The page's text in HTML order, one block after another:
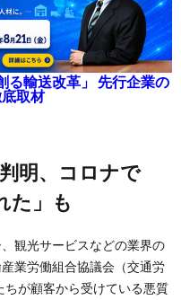
る輸送改革」 先行企業の
取材
た」も
観光サービスなどの業界の
業労働組合協議会（交通労
が顧客から受けている悪質